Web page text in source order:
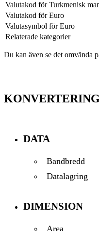
Valutakod för Turkmenisk
Valutakod för Euro
Valutasymbol för Euro
Relaterade kategorier
Du kan även se det omvända
DATA
Bandbredd
Datalagring
DIMENSION
Area